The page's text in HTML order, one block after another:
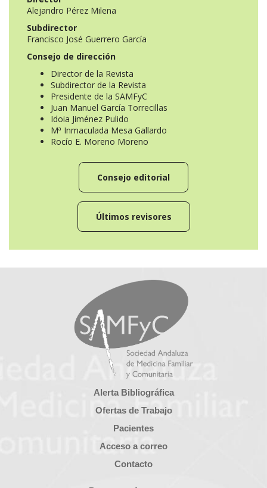
Alejandro Pérez Milena
Subdirector
Francisco José Guerrero García
Consejo de dirección
Director de la Revista
Subdirector de la Revista
Presidente de la SAMFyC
Juan Manuel García Torrecillas
Idoia Jiménez Pulido
Mª Inmaculada Mesa Gallardo
Rocío E. Moreno Moreno
Consejo editorial
Últimos revisores
Alerta Bibliográfica
Ofertas de Trabajo
Pacientes
Acceso a correo
Contacto